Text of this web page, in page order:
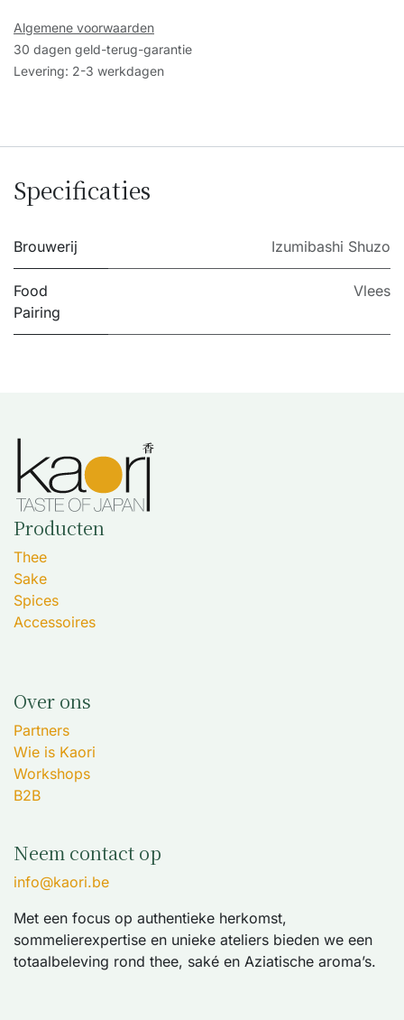
Algemene voorwaarden
30 dagen geld-terug-garantie
Levering: 2-3 werkdagen
Specificaties
Brouwerij Izumibashi Shuzo
Food
Pairing
Vlees
Producten
Thee
Sake
Spices
Accessoires
Over ons
Partners
Wie is Kaori
Workshops
B2B
Neem contact op
info@kaori.be
Met een focus op authentieke herkomst,
sommelierexpertise en unieke ateliers bieden we een
totaalbeleving rond thee, saké en Aziatische aroma’s.